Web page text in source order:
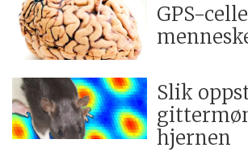
GPS-
Slik
hjernen